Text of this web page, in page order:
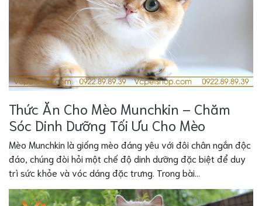
Thức Ăn Cho Mèo Munchkin – Chăm
Sóc Dinh Dưỡng Tối Ưu Cho Mèo
Mèo Munchkin là giống mèo đáng yêu với đôi chân ngắn độc
đáo, chúng đòi hỏi một chế độ dinh dưỡng đặc biệt để duy
trì sức khỏe và vóc dáng đặc trưng. Trong bài...